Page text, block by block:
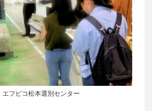
エフピコ松本選別センター